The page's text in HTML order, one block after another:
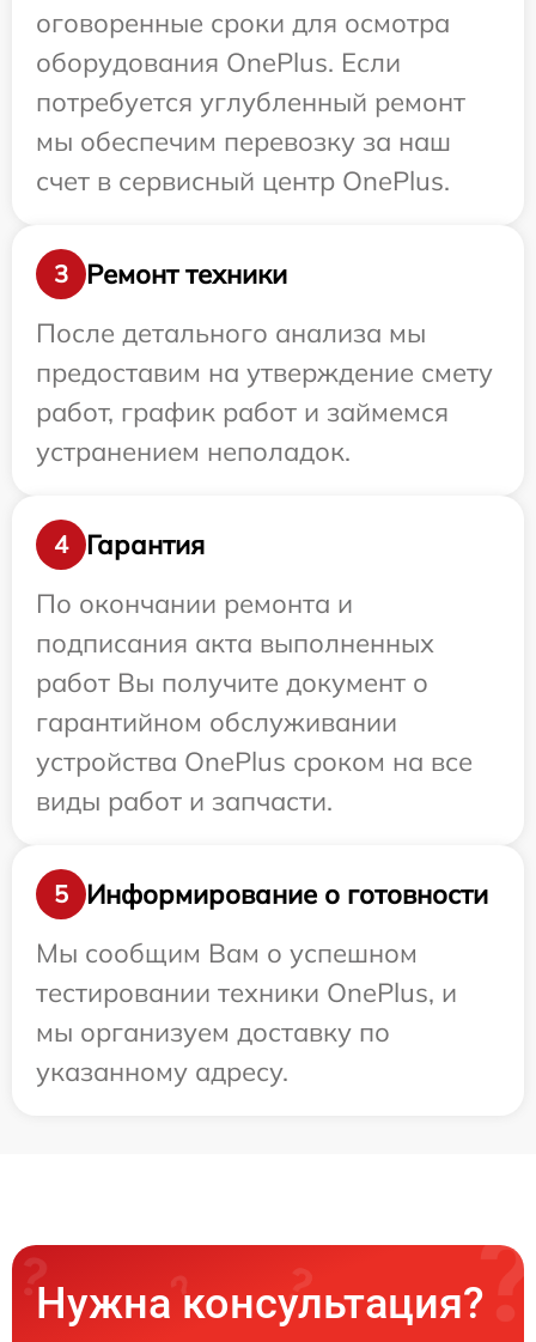
оговоренные сроки для осмотра
оборудования OnePlus. Если
потребуется углубленный ремонт
мы обеспечим перевозку за наш
счет в сервисный центр OnePlus.
3
Ремонт техники
После детального анализа мы
предоставим на утверждение смету
работ, график работ и займемся
устранением неполадок.
4
Гарантия
По окончании ремонта и
подписания акта выполненных
работ Вы получите документ о
гарантийном обслуживании
устройства OnePlus сроком на все
виды работ и запчасти.
5
Информирование о готовности
Мы сообщим Вам о успешном
тестировании техники OnePlus, и
мы организуем доставку по
указанному адресу.
Нужна консультация?